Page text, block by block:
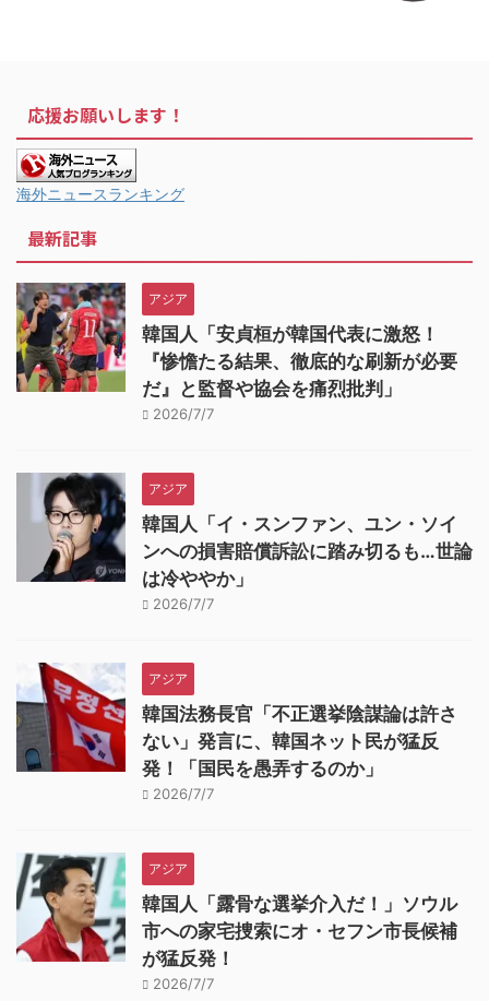
応援お願いします！
海外ニュースランキング
最新記事
アジア
韓国人「安貞桓が韓国代表に激怒！
『惨憺たる結果、徹底的な刷新が必要
だ』と監督や協会を痛烈批判」
2026/7/7
アジア
韓国人「イ・スンファン、ユン・ソイ
ンへの損害賠償訴訟に踏み切るも…世論
は冷ややか」
2026/7/7
アジア
韓国法務長官「不正選挙陰謀論は許さ
ない」発言に、韓国ネット民が猛反
発！「国民を愚弄するのか」
2026/7/7
アジア
韓国人「露骨な選挙介入だ！」ソウル
市への家宅捜索にオ・セフン市長候補
が猛反発！
2026/7/7